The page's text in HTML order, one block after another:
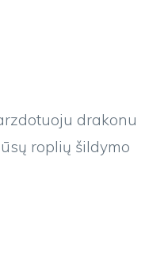
drakonu
roplių šildymo